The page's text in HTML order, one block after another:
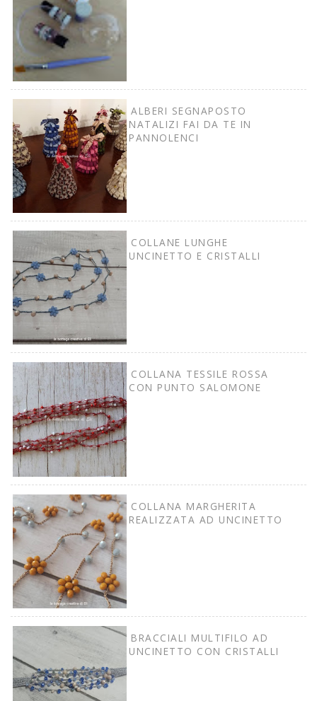
ALBERI SEGNAPOSTO
NATALIZI FAI DA TE IN
PANNOLENCI
COLLANE LUNGHE
UNCINETTO E CRISTALLI
COLLANA TESSILE ROSSA
CON PUNTO SALOMONE
COLLANA MARGHERITA
REALIZZATA AD UNCINETTO
BRACCIALI MULTIFILO AD
UNCINETTO CON CRISTALLI